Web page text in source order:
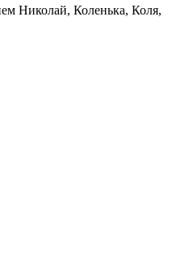
Николай, Коленька, Коля,